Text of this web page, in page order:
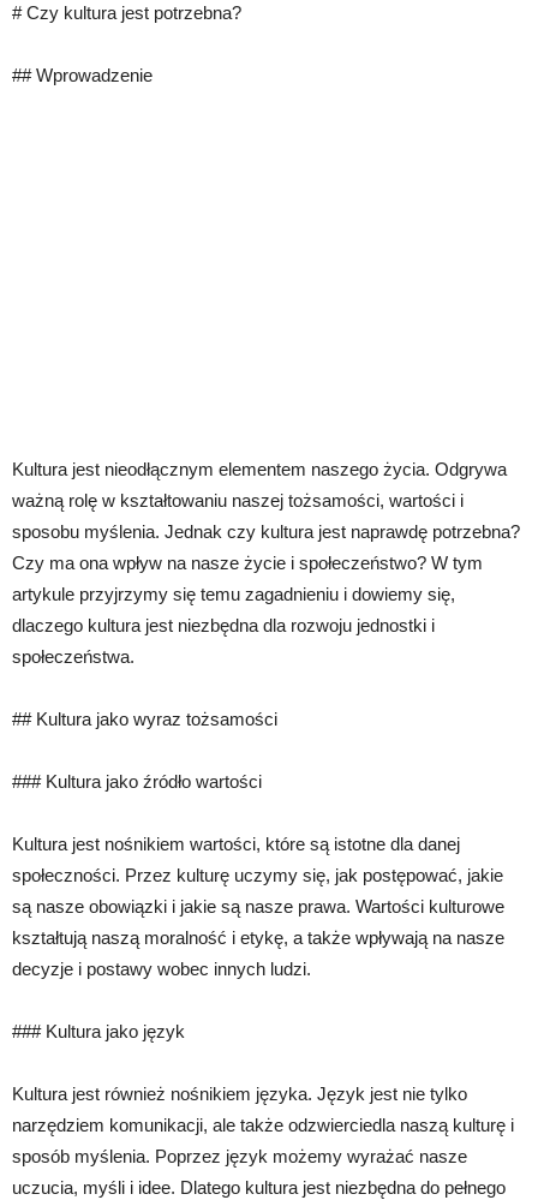
# Czy kultura jest potrzebna?
## Wprowadzenie
Kultura jest nieodłącznym elementem naszego życia. Odgrywa
ważną rolę w kształtowaniu naszej tożsamości, wartości i
sposobu myślenia. Jednak czy kultura jest naprawdę potrzebna?
Czy ma ona wpływ na nasze życie i społeczeństwo? W tym
artykule przyjrzymy się temu zagadnieniu i dowiemy się,
dlaczego kultura jest niezbędna dla rozwoju jednostki i
społeczeństwa.
## Kultura jako wyraz tożsamości
### Kultura jako źródło wartości
Kultura jest nośnikiem wartości, które są istotne dla danej
społeczności. Przez kulturę uczymy się, jak postępować, jakie
są nasze obowiązki i jakie są nasze prawa. Wartości kulturowe
kształtują naszą moralność i etykę, a także wpływają na nasze
decyzje i postawy wobec innych ludzi.
### Kultura jako język
Kultura jest również nośnikiem języka. Język jest nie tylko
narzędziem komunikacji, ale także odzwierciedla naszą kulturę i
sposób myślenia. Poprzez język możemy wyrażać nasze
uczucia, myśli i idee. Dlatego kultura jest niezbędna do pełnego